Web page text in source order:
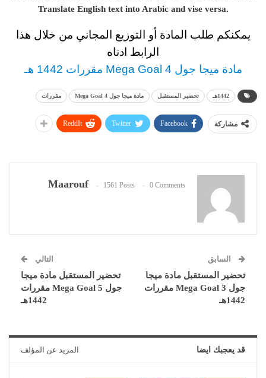
Translate English text into Arabic and vise versa.
يمكنكم طلب المادة أو التوزيع المجاني من خلال هذا
الرابط ادناه
مادة ميجا جول Mega Goal 4 مقررات 1442 هـ
1442هـ تحضير المستقبل مادة ميجا جول Mega Goal 4 مقررات
مشاركة Facebook
Twitter
ReddIt
Maarouf 1561 Posts 0 Comments
السابق
تحضير المستقبل مادة ميجا
جول Mega Goal 3 مقررات
1442هـ
التالي
تحضير المستقبل مادة ميجا
جول Mega Goal 5 مقررات
1442هـ
قد يعجبك ايضا المزيد عن المؤلف